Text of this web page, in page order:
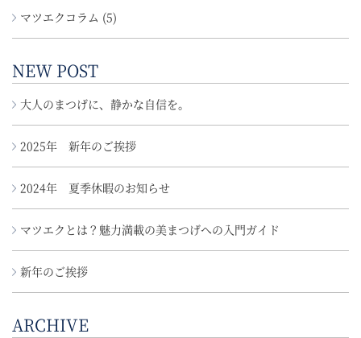
マツエクコラム (5)
NEW POST
大人のまつげに、静かな自信を。
2025年 新年のご挨拶
2024年 夏季休暇のお知らせ
マツエクとは？魅力満載の美まつげへの入門ガイド
新年のご挨拶
ARCHIVE